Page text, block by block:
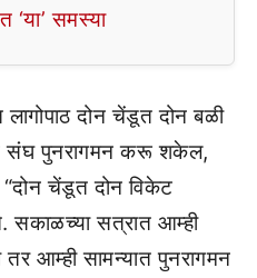
‘या’ समस्या
दोन चेंडूत दोन बळी
संघ पुनरागमन करू शकेल,
चेंडूत दोन विकेट
सकाळच्या सत्रात आम्ही
आम्ही सामन्यात पुनरागमन